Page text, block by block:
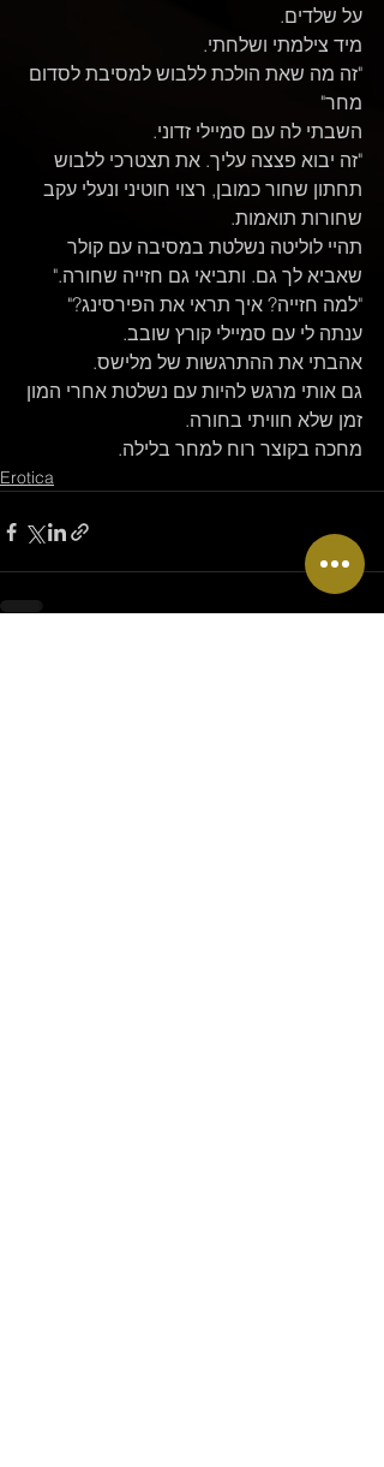
על שלדים.
מיד צילמתי ושלחתי.
"זה מה שאת הולכת ללבוש למסיבת לסדום
מחר"
השבתי לה עם סמיילי זדוני.
"זה יבוא פצצה עליך. את תצטרכי ללבוש
תחתון שחור כמובן, רצוי חוטיני ונעלי עקב
שחורות תואמות.
תהיי לוליטה נשלטת במסיבה עם קולר
שאביא לך גם. ותביאי גם חזייה שחורה."
"למה חזייה? איך תראי את הפירסינג?"
ענתה לי עם סמיילי קורץ שובב.
אהבתי את ההתרגשות של מלישס.
גם אותי מרגש להיות עם נשלטת אחרי המון
זמן שלא חוויתי בחורה.
מחכה בקוצר רוח למחר בלילה.
Erotica